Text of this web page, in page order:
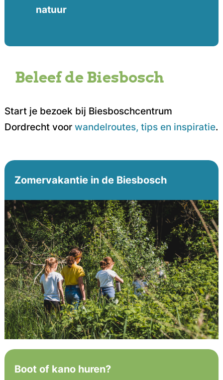
natuur
Beleef de Biesbosch
Start je bezoek bij Biesboschcentrum
Dordrecht voor wandelroutes, tips en inspiratie.
Zomervakantie in de Biesbosch
Boot of kano huren?